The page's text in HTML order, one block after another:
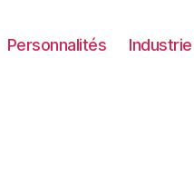
Personnalités